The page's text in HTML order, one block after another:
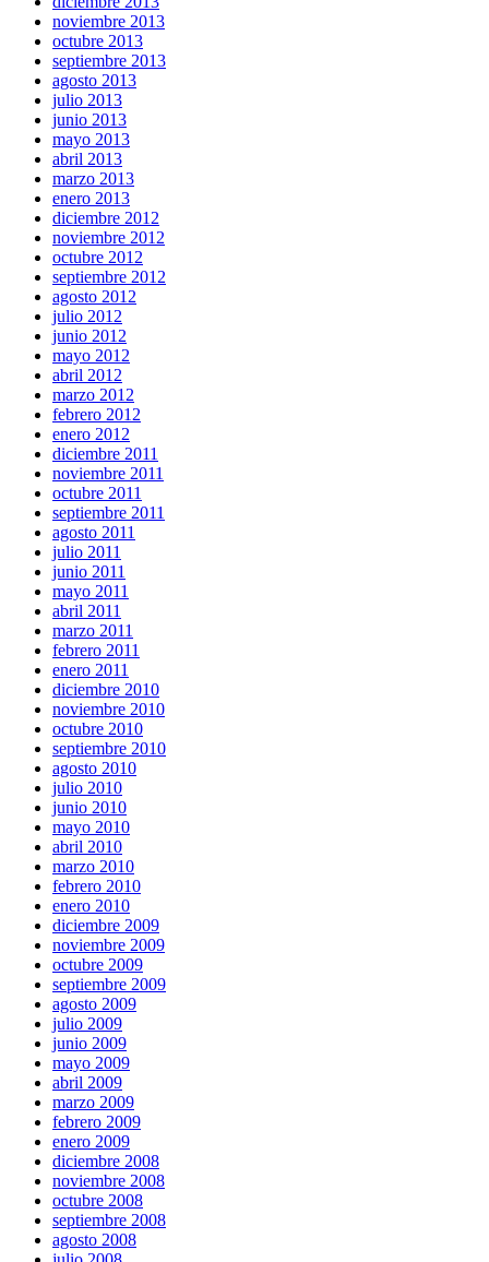
noviembre 2013
octubre 2013
septiembre 2013
agosto 2013
julio 2013
junio 2013
mayo 2013
abril 2013
marzo 2013
enero 2013
diciembre 2012
noviembre 2012
octubre 2012
septiembre 2012
agosto 2012
julio 2012
junio 2012
mayo 2012
abril 2012
marzo 2012
febrero 2012
enero 2012
diciembre 2011
noviembre 2011
octubre 2011
septiembre 2011
agosto 2011
julio 2011
junio 2011
mayo 2011
abril 2011
marzo 2011
febrero 2011
enero 2011
diciembre 2010
noviembre 2010
octubre 2010
septiembre 2010
agosto 2010
julio 2010
junio 2010
mayo 2010
abril 2010
marzo 2010
febrero 2010
enero 2010
diciembre 2009
noviembre 2009
octubre 2009
septiembre 2009
agosto 2009
julio 2009
junio 2009
mayo 2009
abril 2009
marzo 2009
febrero 2009
enero 2009
diciembre 2008
noviembre 2008
octubre 2008
septiembre 2008
agosto 2008